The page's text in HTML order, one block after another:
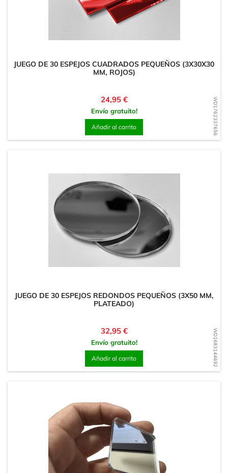
WD1762337656
JUEGO DE 30 ESPEJOS CUADRADOS PEQUEÑOS (3X30X30
MM, ROJOS)
Precio
24,95 €
Envío gratuito!
Añadir al carrito
WD1683144692
JUEGO DE 30 ESPEJOS REDONDOS PEQUEÑOS (3X50 MM,
PLATEADO)
Precio
32,95 €
Envío gratuito!
Añadir al carrito